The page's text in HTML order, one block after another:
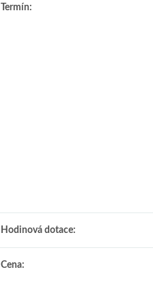
Termín:
Hodinová dotace:
Cena: